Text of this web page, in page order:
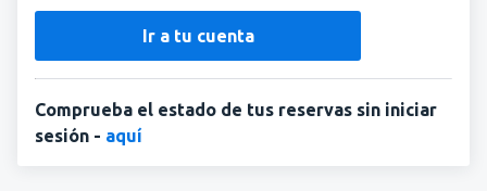
Ir a tu cuenta
Comprueba el estado de tus reservas sin iniciar
sesión - aquí